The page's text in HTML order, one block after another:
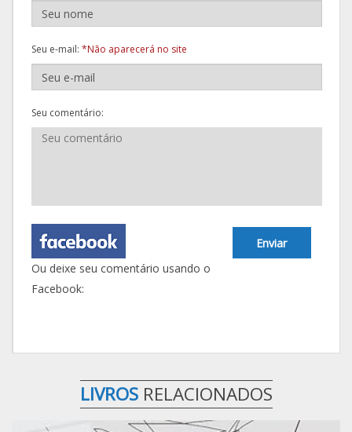
Seu e-mail: *Não aparecerá no site
Seu comentário:
Enviar
Ou deixe seu comentário usando o
Facebook:
LIVROS RELACIONADOS